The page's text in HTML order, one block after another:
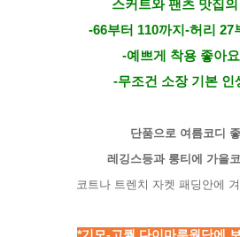
스커트와 팬츠 맛집
-66부터 110까지-허리 27
-예쁘게 착용 좋아
-무조건 소장 기본
단품으로 여름코디
레깅스등과 롱티에 가을
코트나 트렌치 자켓 패딩안에